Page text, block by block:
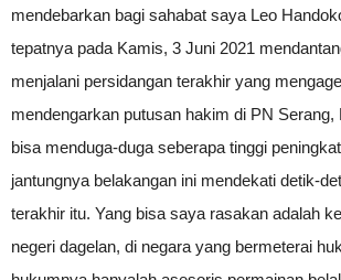
mendebarkan bagi sahabat saya Leo
tepatnya pada Kamis, 3 Juni 2021
menjalani persidangan terakhir yang
mendengarkan putusan hakim di PN Serang,
bisa menduga-duga seberapa tinggi
jantungnya belakangan ini mendekati detik-
terakhir itu. Yang bisa saya rasakan adalah
negeri dagelan, di negara yang bermeterai